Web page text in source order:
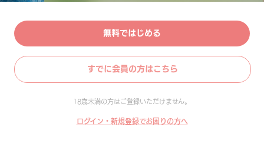
無料ではじめる
すでに会員の方はこちら
18歳未満の方はご登録いただけません。
ログイン・新規登録でお困りの方へ